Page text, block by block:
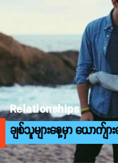
Relationships
ချစ်သူများနေ့မှာ ယောက်